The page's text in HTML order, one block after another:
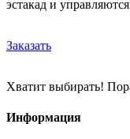
эстакад и
Заказать
Хватит выбирать!
Информация